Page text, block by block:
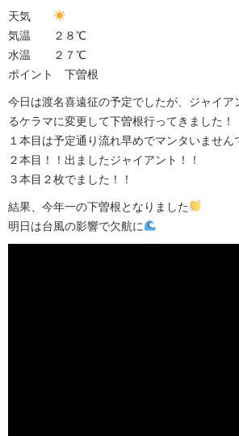
天気
気温 ２８℃
水温 ２７℃
ポイント 下曽根
今日は渡名喜遠征の予定でしたが、ジャイア
るケラマに変更して下曽根行ってきました！
１本目は予定通り流れ早めでマンタいません
２本目！！出ましたジャイアント！！
３本目２枚でました！！
結果、今年一の下曽根となりました
明日は台風の影響で欠航に